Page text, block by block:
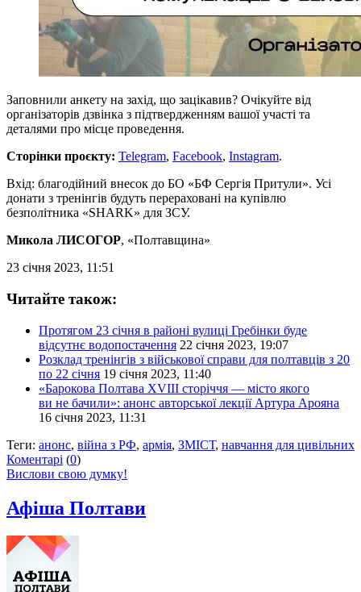
Заповнили анкету на захід, що зацікавив? Очікуйте від
організаторів дзвінка з підтвердженням вашої участі та
деталями про місце проведення.
Сторінки проєкту: Telegram, Facebook, Instagram.
Вхід: благодійний внесок до БО «БФ Сергія Притули». Усі
донати з тренінгів будуть перераховані на купівлю
безполітника «SHARK» для ЗСУ.
Микола ЛИСОГОР, «Полтавщина»
23 січня 2023, 11:51
Читайте також:
Протягом 23 січня в районі вулиці Гребінки буде
відсутнє водопостачення 22 січня 2023, 19:07
Розклад тренінгів з військової справи для полтавців з 20
по 22 січня 19 січня 2023, 11:40
«Барокова Полтава ХVIII сторіччя — місто якого
ви не бачили»: анонс авторської лекції Артура Арояна
16 січня 2023, 11:31
Теги: анонс, війна з РФ, армія, ЗМІСТ, навчання для цивільних
Коментарі (0)
Вислови свою думку!
Афіша Полтави